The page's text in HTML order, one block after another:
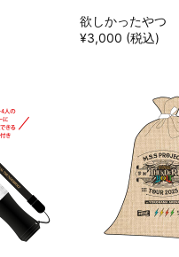
欲しかったやつ
¥3,000 (税込)